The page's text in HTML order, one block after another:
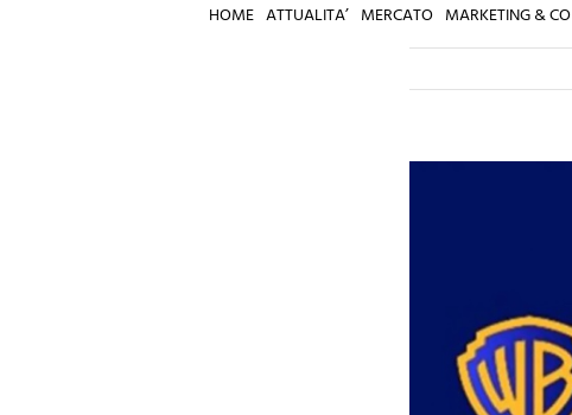
HOME ATTUALITA’ MERCATO MARKETING & CO